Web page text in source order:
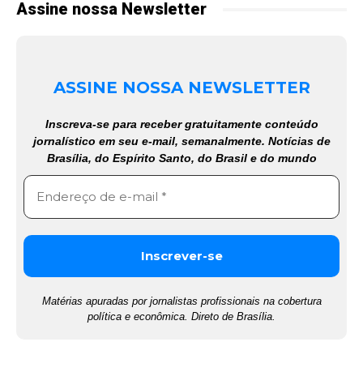
Assine nossa Newsletter
ASSINE NOSSA NEWSLETTER
Inscreva-se para receber gratuitamente conteúdo
jornalístico em seu e-mail, semanalmente. Notícias de
Brasília, do Espírito Santo, do Brasil e do mundo
Matérias apuradas por jornalistas profissionais na cobertura
política e econômica. Direto de Brasília.